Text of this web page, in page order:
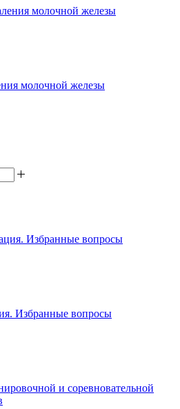
молочной железы
Избранные вопросы